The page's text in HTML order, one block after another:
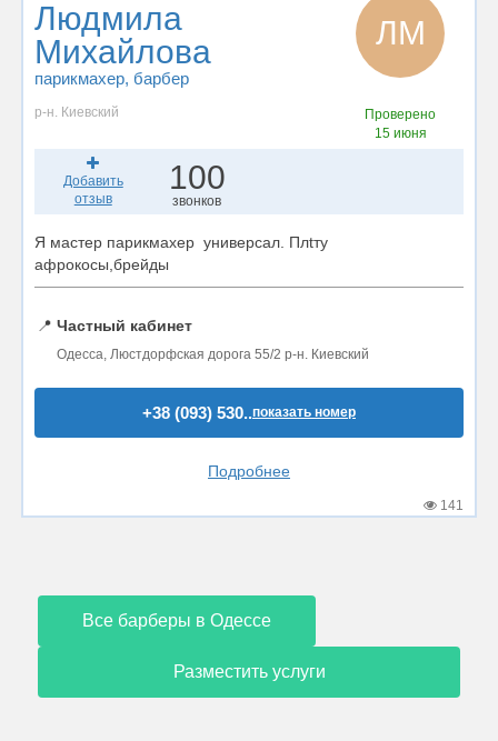
Людмила
Михайлова
парикмахер, барбер
ЛМ
р-н. Киевский
Проверено
15 июня
Добавить
отзыв
100
звонков
Я мастер парикмахер универсал. Плtту
афрокосы,брейды
📍 Частный кабинет
Одесса, Люстдорфская дорога 55/2 р-н. Киевский
+38 (093) 530..показать номер
Подробнее
141
Все барберы в Одессе
Разместить услуги